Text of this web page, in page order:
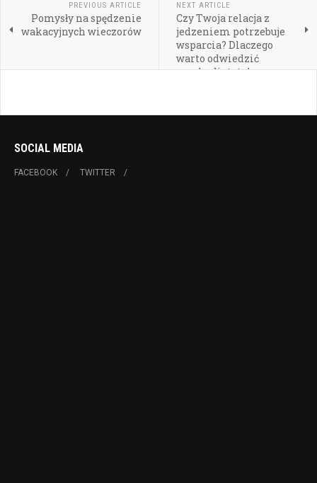
PREVIOUS ARTICLE
Pomysły na spędzenie
wakacyjnych wieczorów
NEXT ARTICLE
Czy Twoja relacja z
jedzeniem potrzebuje
wsparcia? Dlaczego
warto odwiedzić
psychodietetyka
SOCIAL MEDIA
FACEBOOK TWITTER